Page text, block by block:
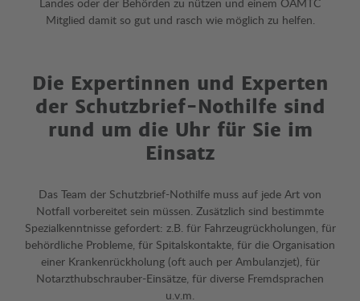
Mitglied damit so gut und rasch wie möglich zu helfen.
Die Expertinnen und Experten
der Schutzbrief-Nothilfe sind
rund um die Uhr für Sie im
Einsatz
Das Team der Schutzbrief-Nothilfe muss auf jede Art von
Notfall vorbereitet sein müssen. Zusätzlich sind bestimmte
Spezialkenntnisse gefordert: z.B. für Fahrzeugrückholungen, für
behördliche Probleme, für Spitalskontakte, für die Organisation
einer Krankenrückholung (oft auch per Ambulanzjet), für
Notarzthubschrauber-Einsätze, für diverse Fremdsprachen
u.v.m.